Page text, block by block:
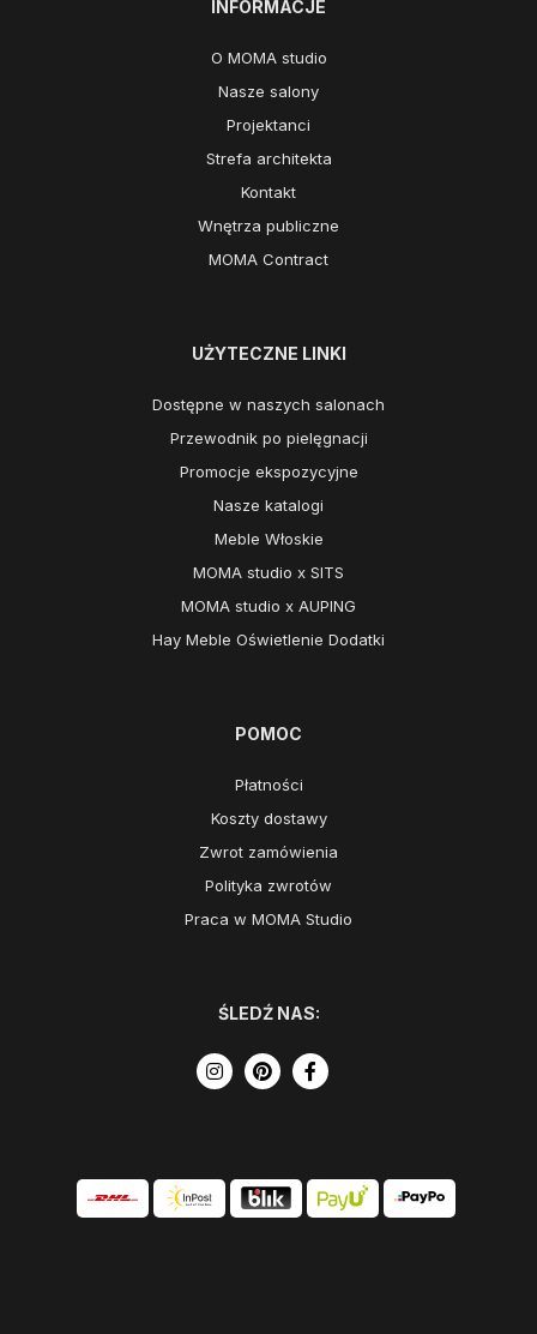
INFORMACJE
O MOMA studio
Nasze salony
Projektanci
Strefa architekta
Kontakt
Wnętrza publiczne
MOMA Contract
UŻYTECZNE LINKI
Dostępne w naszych salonach
Przewodnik po pielęgnacji
Promocje ekspozycyjne
Nasze katalogi
Meble Włoskie
MOMA studio x SITS
MOMA studio x AUPING
Hay Meble Oświetlenie Dodatki
POMOC
Płatności
Koszty dostawy
Zwrot zamówienia
Polityka zwrotów
Praca w MOMA Studio
ŚLEDŹ NAS: